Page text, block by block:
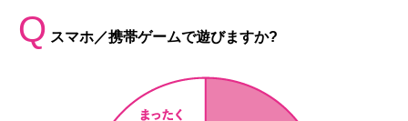
Q スマホ／携帯ゲームで遊びますか?